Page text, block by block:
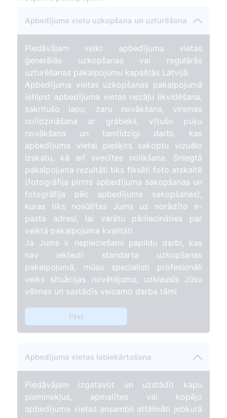
0
Apbedījuma vietu uzkopšana un uzturēšana
Piedāvājam veikt apbedījuma vietas
ģenerālās uzkopšanas vai regulārās
uzturēšanas pakalpojumu kapsētās Latvijā.
Apbedījuma vietas uzkopšanas pakalpojumā
ietilpst apbedījuma vietas nezāļu likvidēšana,
sakritušo lapu, zaru novākšana, virsmas
nolīdzināšana ar grābekli, vītušo puķu
novākšana un tamlīdzīgi darbi, kas
apbedījuma vietai piešķirs sakoptu vizuālo
izskatu, kā arī svecītes nolikšana. Sniegtā
pakalpojuma rezultāti tiks fiksēti foto atskaitē
(fotogrāfija pirms apbedījuma sakopšanas un
fotogrāfija pēc apbedījuma sakopšanas),
kuras tiks nosūtītas Jums uz norādīto e-
pasta adresi, lai varētu pārliecināties par
veiktā pakalpojuma kvalitāti.
Ja Jums ir nepieciešami papildu darbi, kas
nav iekļauti standarta uzkopšanas
pakalpojumā, mūsu specialisti profesionāli
veiks situācijas novētējumu, uzklausīs Jūsu
vēlmes un sastādīs veicamo darba tāmi
Pirkt
Apbedījuma vietas labiekārtošana
Piedāvājam izgatavot un uzstādīt kapu
pieminekļus, apmalītes vai kopējo
apbedījuma vietas ansambli attālināti jebkurā